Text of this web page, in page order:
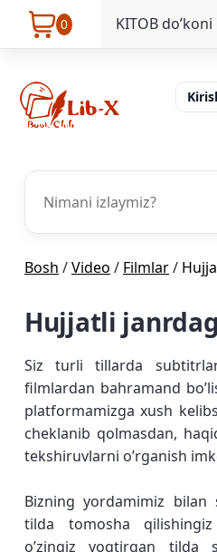
0 KITOB do’koni
Bosh /Video / Filmlar/
Hujjatli
Siz turli tillarda
filmlardan bahramand
platformamizga xush
cheklanib qolmasdan,
tekshiruvlarni o’rganish
Bizning yordamimiz
tilda tomosha
o’zingiz yoqtirgan tilda